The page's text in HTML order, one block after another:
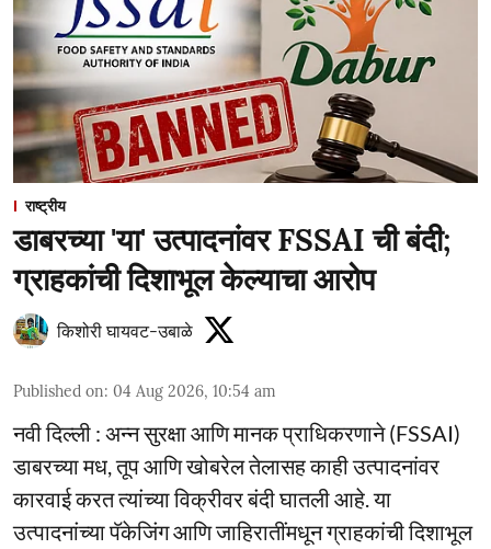
राष्ट्रीय
डाबरच्या 'या' उत्पादनांवर FSSAI ची बंदी;
ग्राहकांची दिशाभूल केल्याचा आरोप
किशोरी घायवट-उबाळे
Published on: 04 Aug 2026, 10:54 am
नवी दिल्ली : अन्न सुरक्षा आणि मानक प्राधिकरणाने (FSSAI)
डाबरच्या मध, तूप आणि खोबरेल तेलासह काही उत्पादनांवर
कारवाई करत त्यांच्या विक्रीवर बंदी घातली आहे. या
उत्पादनांच्या पॅकेजिंग आणि जाहिरातींमधून ग्राहकांची दिशाभूल